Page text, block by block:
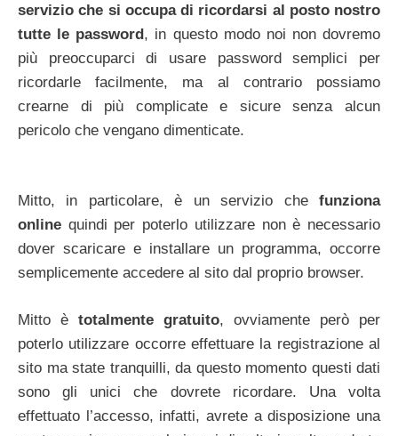
servizio che si occupa di ricordarsi al posto nostro
tutte le password, in questo modo noi non dovremo
più preoccuparci di usare password semplici per
ricordarle facilmente, ma al contrario possiamo
crearne di più complicate e sicure senza alcun
pericolo che vengano dimenticate.
Mitto, in particolare, è un servizio che funziona
online quindi per poterlo utilizzare non è necessario
dover scaricare e installare un programma, occorre
semplicemente accedere al sito dal proprio browser.
Mitto è totalmente gratuito, ovviamente però per
poterlo utilizzare occorre effettuare la registrazione al
sito ma state tranquilli, da questo momento questi dati
sono gli unici che dovrete ricordare. Una volta
effettuato l’accesso, infatti, avrete a disposizione una